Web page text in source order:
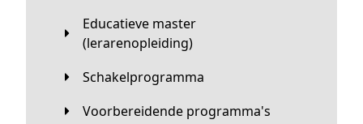
Educatieve master
(lerarenopleiding)
Schakelprogramma
Voorbereidende programma's